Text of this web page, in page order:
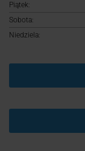
Piątek:
Sobota:
Niedziela: